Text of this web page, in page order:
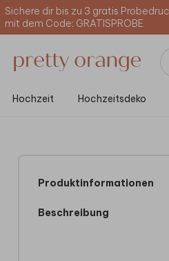
Sichere dir bis zu 3 gratis
mit dem Code: GRATISPROBE
Hochzeit Hochzeitsdeko
Produktinformationen
Beschreibung